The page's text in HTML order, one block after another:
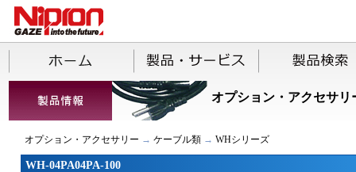
オプション・アクセサリ
オプション・アクセサリー → ケーブル類→ WHシリーズ
WH-04PA04PA-100